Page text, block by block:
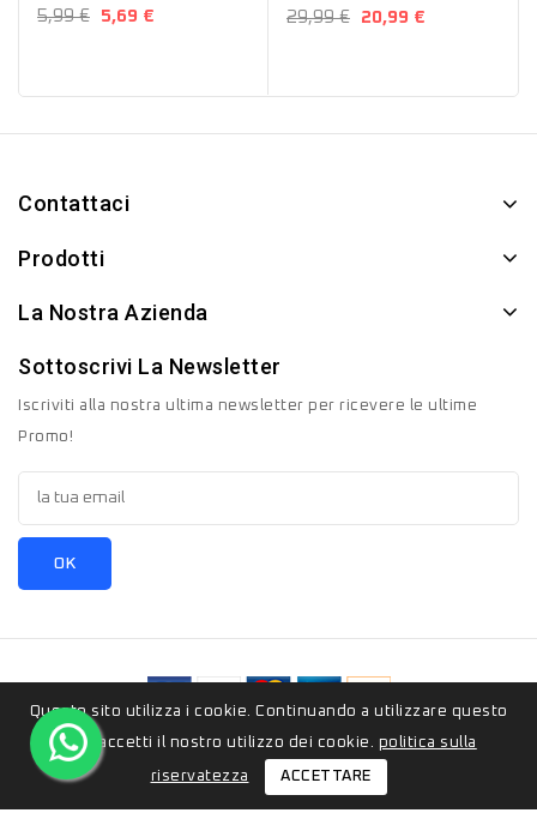
32976
5,99 € 5,69 €
ciniglia 27155
29,99 € 20,99 €
Contattaci
Prodotti
La Nostra Azienda
Sottoscrivi La Newsletter
Iscriviti alla nostra ultima newsletter per ricevere le ultime
Promo!
Questo sito utilizza i cookie. Continuando a utilizzare questo
sito, accetti il ​​nostro utilizzo dei cookie. politica sulla
riservatezza ACCETTARE
© 2026 - ZeroSedici.eu è un marchio appartenete al gruppo
Italyon Srls. Tutti i diritti riservati.